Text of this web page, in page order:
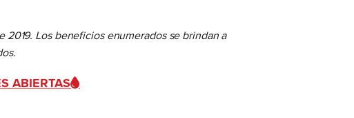
2019. Los beneficios enumerados se brindan a
ABIERTAS